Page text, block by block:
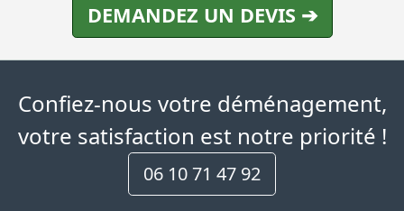
DEMANDEZ UN DEVIS ➔
Confiez-nous votre déménagement,
votre satisfaction est notre priorité !
06 10 71 47 92